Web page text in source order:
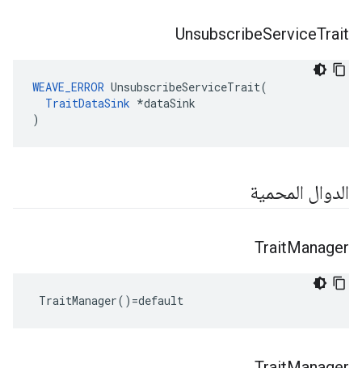
UnsubscribeServiceTrait
WEAVE_ERROR UnsubscribeServiceTrait(
TraitDataSink *dataSink
)
الدوال المحمية
TraitManager
TraitManager()=default